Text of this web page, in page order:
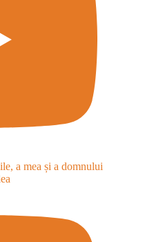
a mea și a domnului